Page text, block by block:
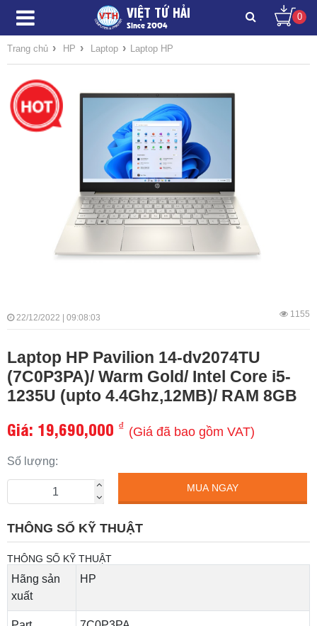
VIỆT TỨ HẢI
Since 2004
0
Trang chủ › HP › Laptop › Laptop HP
22/12/2022 | 09:08:03 1155
Laptop HP Pavilion 14-dv2074TU
(7C0P3PA)/ Warm Gold/ Intel Core i5-
1235U (upto 4.4Ghz,12MB)/ RAM 8GB
Giá: 19,690,000 ₫ (Giá đã bao gồm VAT)
Số lượng:
MUA NGAY
THÔNG SỐ KỸ THUẬT
THÔNG SỐ KỸ THUẬT
Hãng sản
xuất
HP